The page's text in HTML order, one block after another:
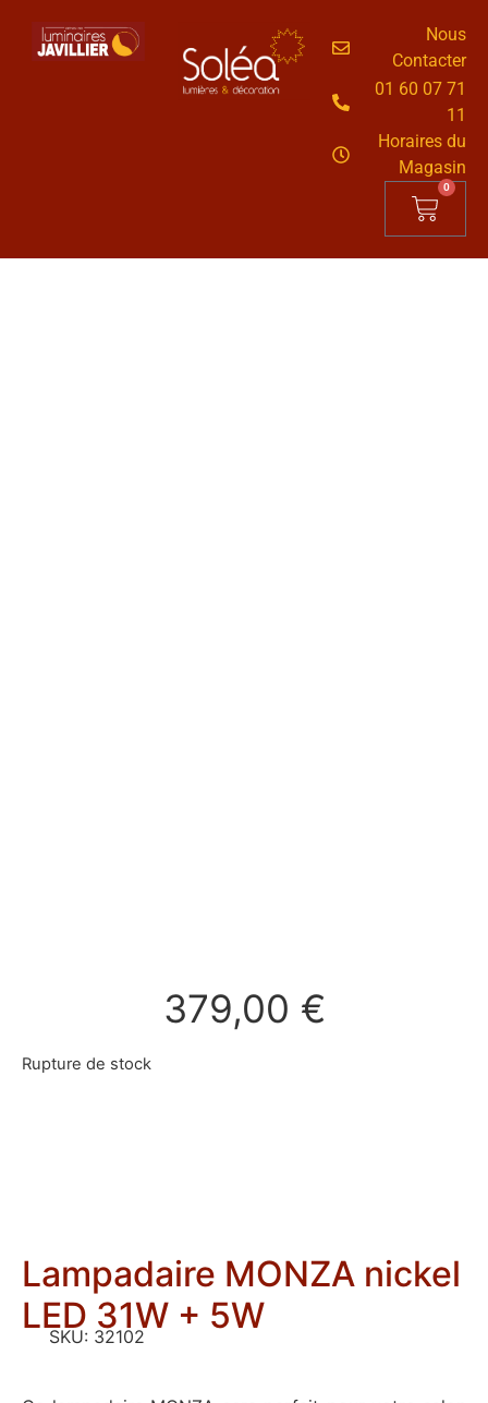
Nous
Contacter
01 60 07 71
11
Horaires du
Magasin
0
379,00 €
Rupture de stock
Lampadaire MONZA nickel
LED 31W + 5W
SKU: 32102